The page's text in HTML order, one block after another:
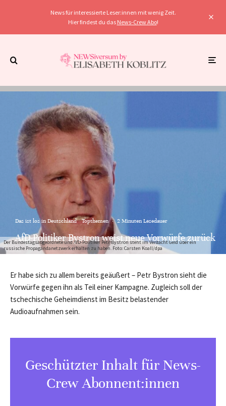
News für interessierte Leser:innen mit wenig Zeit.
Hier findest du das News-Crew Abo!
Der Bundestagsabgeordnete und AfD-Politiker Petr Bystron steht im Verdacht Geld über ein
russische Propagandanetzwerk erhalten zu haben. Foto: Carsten Koall/dpa
Das ist los in Deutschland Topthemen · 2 Minuten Lesedauer
AfD-Politiker Bystron weist neue Vorwürfe zurück
Er habe sich zu allem bereits geäußert – Petr Bystron sieht die
Vorwürfe gegen ihn als Teil einer Kampagne. Zugleich soll der
tschechische Geheimdienst im Besitz belastender
Audioaufnahmen sein.
Geschützter Inhalt für News-
Crew Abonnent:innen